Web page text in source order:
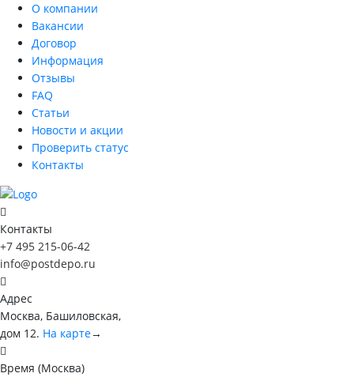
О компании
Вакансии
Договор
Информация
Отзывы
FAQ
Статьи
Новости и акции
Проверить статус
Контакты
Контакты
+7 495 215-06-42
info@postdepo.ru
Адрес
Москва, Башиловская,
дом 12. На карте→
Время (Москва)